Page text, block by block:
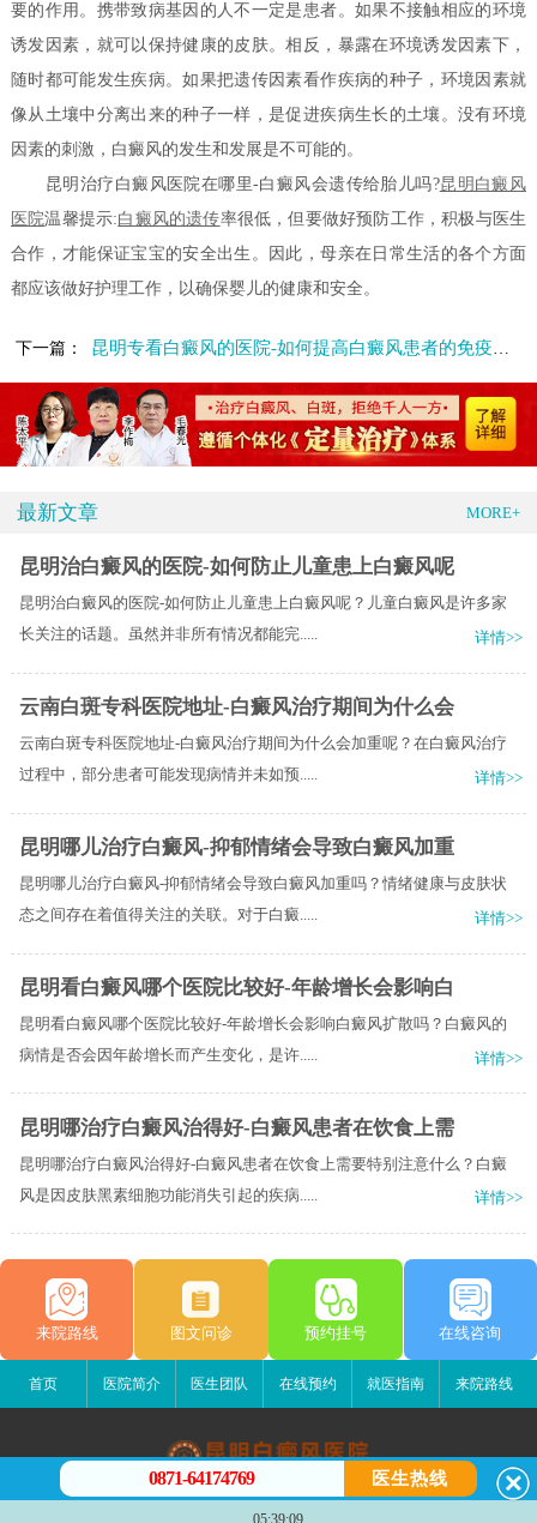
要的作用。携带致病基因的人不一定是患者。如果不接触相应的环境
诱发因素，就可以保持健康的皮肤。相反，暴露在环境诱发因素下，
随时都可能发生疾病。如果把遗传因素看作疾病的种子，环境因素就
像从土壤中分离出来的种子一样，是促进疾病生长的土壤。没有环境
因素的刺激，白癜风的发生和发展是不可能的。
昆明治疗白癜风医院在哪里-白癜风会遗传给胎儿吗?昆明白癜风
医院温馨提示:白癜风的遗传率很低，但要做好预防工作，积极与医生
合作，才能保证宝宝的安全出生。因此，母亲在日常生活的各个方面
都应该做好护理工作，以确保婴儿的健康和安全。
下一篇： 昆明专看白癜风的医院-如何提高白癜风患者的免疫力呢
最新文章 MORE+
昆明治白癜风的医院-如何防止儿童患上白癜风呢
昆明治白癜风的医院-如何防止儿童患上白癜风呢？儿童白癜风是许多家
长关注的话题。虽然并非所有情况都能完.....
详情>>
云南白斑专科医院地址-白癜风治疗期间为什么会
云南白斑专科医院地址-白癜风治疗期间为什么会加重呢？在白癜风治疗
过程中，部分患者可能发现病情并未如预.....
详情>>
昆明哪儿治疗白癜风-抑郁情绪会导致白癜风加重
昆明哪儿治疗白癜风-抑郁情绪会导致白癜风加重吗？情绪健康与皮肤状
态之间存在着值得关注的关联。对于白癜.....
详情>>
昆明看白癜风哪个医院比较好-年龄增长会影响白
昆明看白癜风哪个医院比较好-年龄增长会影响白癜风扩散吗？白癜风的
病情是否会因年龄增长而产生变化，是许.....
详情>>
昆明哪治疗白癜风治得好-白癜风患者在饮食上需
昆明哪治疗白癜风治得好-白癜风患者在饮食上需要特别注意什么？白癜
风是因皮肤黑素细胞功能消失引起的疾病.....
详情>>
来院路线 图文问诊 预约挂号 在线咨询
首页 医院简介 医生团队 在线预约 就医指南 来院路线
昆明白癜风医院
0871-64174769 医生热线
05:39:09